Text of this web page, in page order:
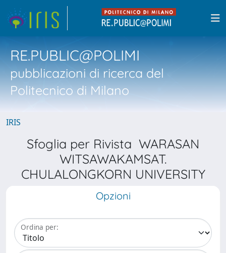
RE.PUBLIC@POLIMI
pubblicazioni di ricerca del
Politecnico di Milano
IRIS
Sfoglia per Rivista WARASAN
WITSAWAKAMSAT.
CHULALONGKORN UNIVERSITY
Opzioni
Ordina per: